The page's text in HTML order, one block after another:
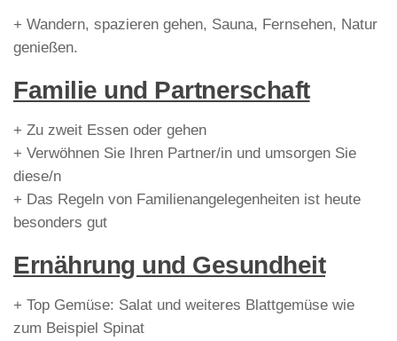
+ Wandern, spazieren gehen, Sauna, Fernsehen, Natur
genießen.
Familie und Partnerschaft
+ Zu zweit Essen oder gehen
+ Verwöhnen Sie Ihren Partner/in und umsorgen Sie
diese/n
+ Das Regeln von Familienangelegenheiten ist heute
besonders gut
Ernährung und Gesundheit
+ Top Gemüse: Salat und weiteres Blattgemüse wie
zum Beispiel Spinat